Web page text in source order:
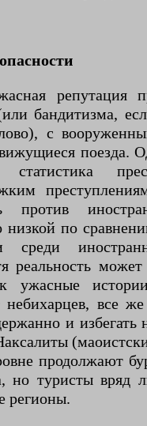
репутация
бандитизма,
с
поезда.
статистика
против
низкой по
среди
реальность
ужасные
все же
и избегать
продолжают
но туристы вряд
регионы.